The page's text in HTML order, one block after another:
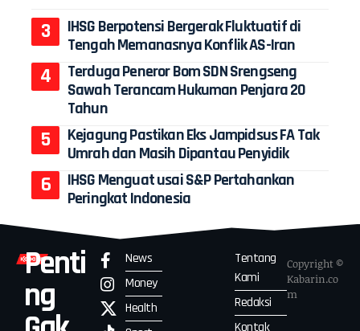
IHSG Berpotensi Bergerak Fluktuatif di
Tengah Memanasnya Konflik AS-Iran
Terduga Peneror Bom SDN Srengseng
Sawah Terancam Hukuman Penjara 20
Tahun
Kejagung Pastikan Eks Jampidsus FA Tak
Umrah dan Masih Dipantau Penyidik
IHSG Menguat usai S&P Pertahankan
Peringkat Indonesia
Penti
ng
News
Money
Health
Tentang
Kami
Redaksi
Kontak
Copyright ©
Kabarin.co
m